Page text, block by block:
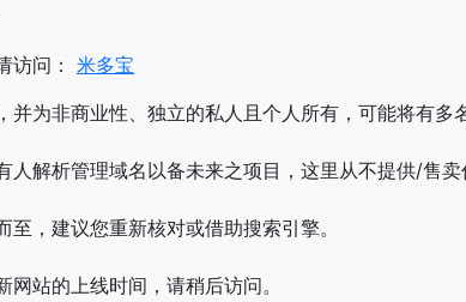
访问： 米多宝
并为非商业性、独立的私人且个人所有，可能将有多
人解析管理域名以备未来之项目，这里从不提供/售卖
至，建议您重新核对或借助搜索引擎。
网站的上线时间，请稍后访问。